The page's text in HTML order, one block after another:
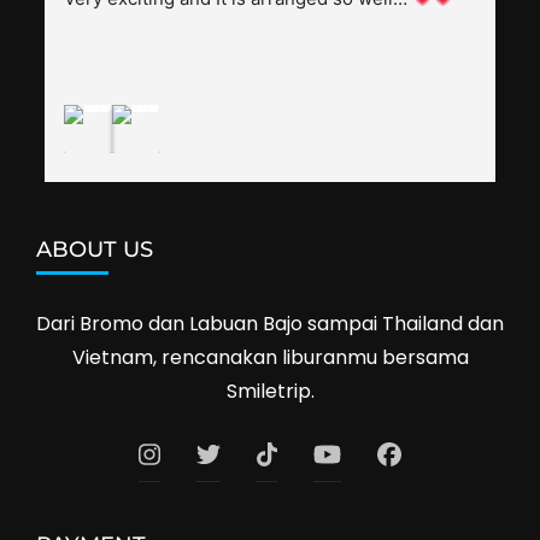
ABOUT US
Dari Bromo dan Labuan Bajo sampai Thailand dan
Vietnam, rencanakan liburanmu bersama
Smiletrip.